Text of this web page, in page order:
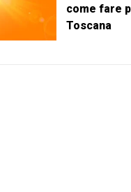
come fare
Toscana